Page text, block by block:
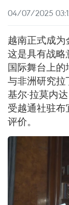
04/07/2025
越南正式成为
这是具有战略
国际舞台上
与非洲研究拉
基尔·拉莫内
受越通社驻
评价。